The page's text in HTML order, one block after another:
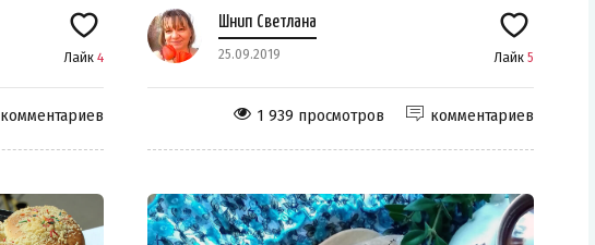
Лайк 4
комментариев
Шнип Светлана
25.09.2019 Лайк 5
комментариев
1 939 просмотров